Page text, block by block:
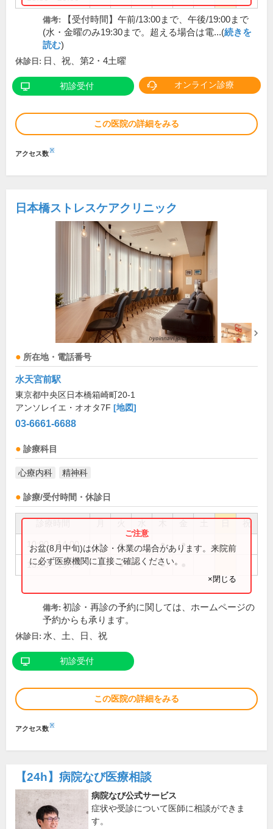
備考:
【受付時間】午前/13:00まで、午後/19:00まで
(水・金曜のみ19:30まで。超える場合は電...(続きを
読む)
休診日: 日、祝、第2・4土曜
初診受付 オンライン診療
この医院の詳細をみる
アクセス数※
日本橋ストレスケアクリニック
所在地・電話番号
水天宮前駅
東京都中央区日本橋箱崎町20-1
アンソレイエ・オオタ7F [地図]
03-6661-6688
診療科目
心療内科 精神科
診療/受付時間・休診日
祝
10:00～14:00 ● ● ● ●
15:30～19:30 ● ● ●
お盆(8月中旬)は休診・休業の場合があります。来院前
に必ず医療機関に直接ご確認ください。
×閉じる
備考: 初診・再診の予約に関しては、ホームページの
予約からも承ります。
休診日: 水、土、日、祝
初診受付
この医院の詳細をみる
アクセス数※
【24h】 病院なび医療相談
病院なび公式サービス
症状や受診について医師に相談ができま
す。